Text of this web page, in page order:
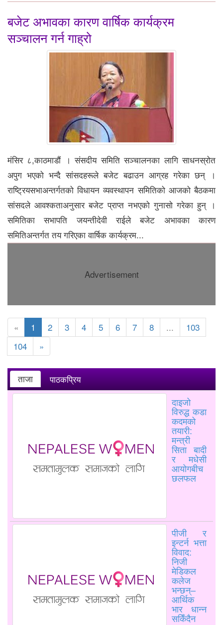
बजेट अभावका कारण वार्षिक कार्यक्रम
सञ्चालन गर्न गाह्रो
मंसिर ८,काठमाडौं । संसदीय समिति सञ्चालनका लागि साधनस्रोत
अपुग भएको भन्दै सांसदहरूले बजेट बढाउन आग्रह गरेका छन् ।
राष्ट्रियसभाअन्तर्गतको विधायन व्यवस्थापन समितिको आजको बैठकमा
सांसदले आवश्कताअनुसार बजेट प्राप्त नभएको गुनासो गरेका हुन् ।
समितिका सभापति जयन्तीदेवी राईले बजेट अभावका कारण
समितिअन्तर्गत तय गरिएका वार्षिक कार्यक्रम...
Advertisement
« 1 2 3 4 5 6 7 8 ...
103
104
»
ताजा पाठकप्रिय
दाइजो
विरुद्ध कडा
कदमको
तयारी:
मन्त्री
सिता बादी
र मधेसी
आयोगबीच
छलफल
पीजी र
इन्टर्न भत्ता
विवाद:
निजी
मेडिकल
कलेज
भन्छन्–
आर्थिक
भार धान्न
सकिँदैन